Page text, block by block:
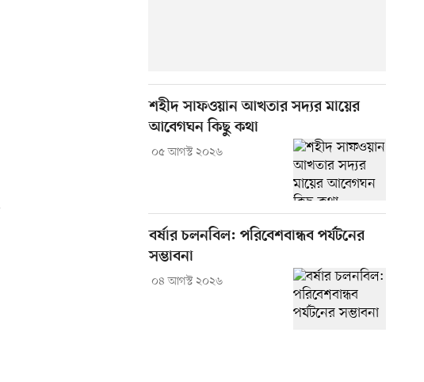
শহীদ সাফওয়ান আখতার সদ্যর মায়ের
আবেগঘন কিছু কথা
০৫ আগস্ট ২০২৬
বর্ষার চলনবিল: পরিবেশবান্ধব পর্যটনের
সম্ভাবনা
০৪ আগস্ট ২০২৬